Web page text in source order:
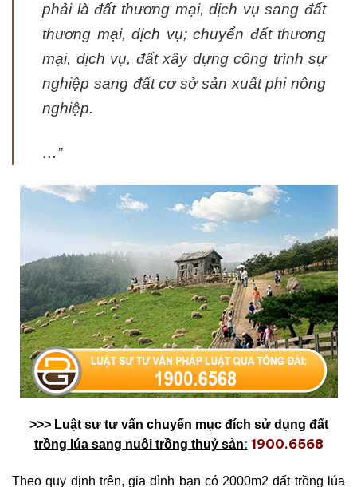
phải là đất thương mại, dịch vụ sang đất
thương mại, dịch vụ; chuyển đất thương
mại, dịch vụ, đất xây dựng công trình sự
nghiệp sang đất cơ sở sản xuất phi nông
nghiệp.
…”
>>> Luật sư tư vấn chuyển mục đích sử dụng đất
trồng lúa sang nuôi trồng thuỷ sản: 1900.6568
Theo quy định trên, gia đình bạn có 2000m2 đất trồng lúa